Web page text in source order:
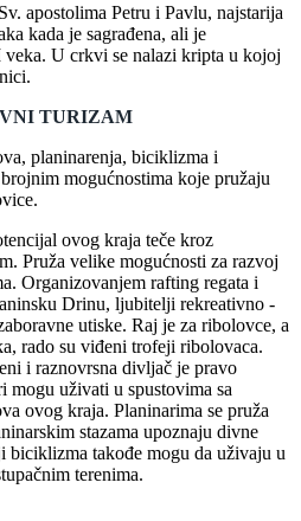
apostolima Petru i Pavlu, najstarija
kada je sagrađena, ali je
U crkvi se nalazi kripta u kojoj
TURIZAM
planinarenja, biciklizma i
mogućnostima koje pružaju
ovog kraja teče kroz
Pruža velike mogućnosti za razvoj
Organizovanjem rafting regata i
Drinu, ljubitelji rekreativno -
utiske. Raj je za ribolovce, a
rado su viđeni trofeji ribolovaca.
i raznovrsna divljač je pravo
mogu uživati u spustovima sa
ovog kraja. Planinarima se pruža
stazama upoznaju divne
takođe mogu da uživaju u
terenima.